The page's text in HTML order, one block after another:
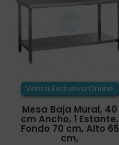
Venta Exclusiva Online
Mesa Baja Mural, 40
cm Ancho, 1 Estante,
Fondo 70 cm, Alto 65
cm,